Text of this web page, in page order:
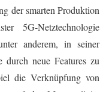
der smarten Produktion
5G-Netztechnologie
anderem, in seiner
durch neue Features zu
die Verknüpfung von